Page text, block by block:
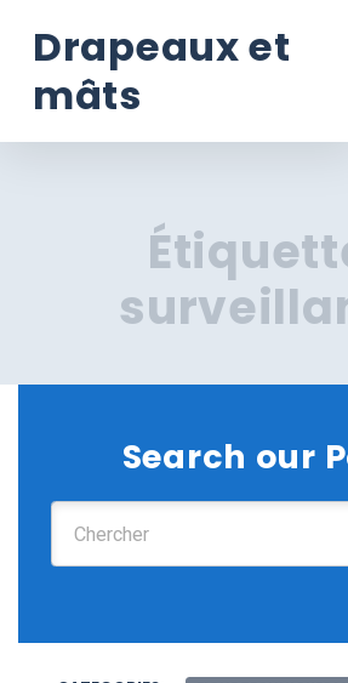
Drapeaux et
mâts
Search our